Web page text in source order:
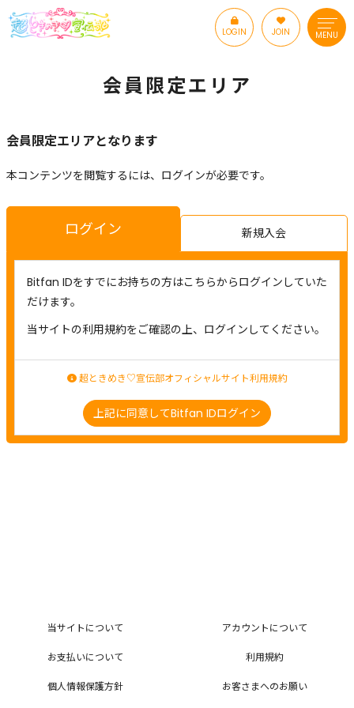
LOGIN JOIN MENU
会員限定エリア
会員限定エリアとなります
本コンテンツを閲覧するには、ログインが必要です。
ログイン 新規入会
Bitfan IDをすでにお持ちの方はこちらからログインしていた
だけます。
当サイトの利用規約をご確認の上、ログインしてください。
超ときめき♡宣伝部オフィシャルサイト利用規約
上記に同意してBitfan IDログイン
当サイトについて アカウントについて
お支払いについて 利用規約
個人情報保護方針 お客さまへのお願い